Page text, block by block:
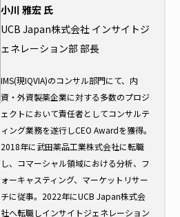
小川 雅宏 氏
UCB Japan株式会社 インサイトジ
ェネレーション部 部長
IMS(現IQVIA)のコンサル部門にて、内
資・外資製薬企業に対する多数のプロジ
ェクトにおいて責任者としてコンサルテ
ィング業務を遂行しCEO Awardを獲得。
2018年に武田薬品工業株式会社に転職
し、コマーシャル領域における分析、フ
ォーキャスティング、マーケットリサー
チに従事。2022年にUCB Japan株式会
社へ転職しインサイトジェネレーション